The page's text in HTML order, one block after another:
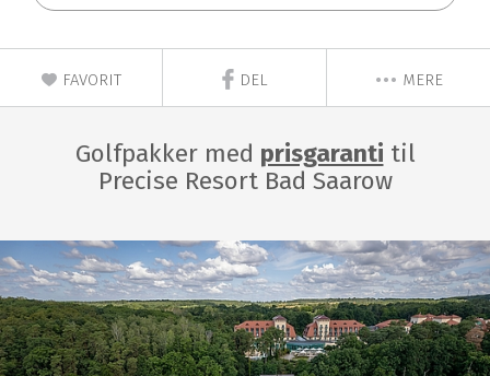
FAVORIT DEL MERE
Golfpakker med prisgaranti til
Precise Resort Bad Saarow